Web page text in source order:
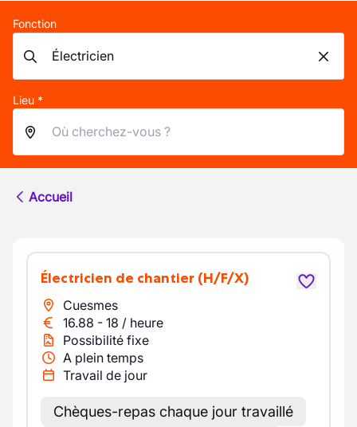
Fonction
Lieu *
Accueil
Électricien de chantier (H/F/X)
Cuesmes
16.88 - 18 / heure
Possibilité fixe
A plein temps
Travail de jour
Chèques-repas chaque jour travaillé